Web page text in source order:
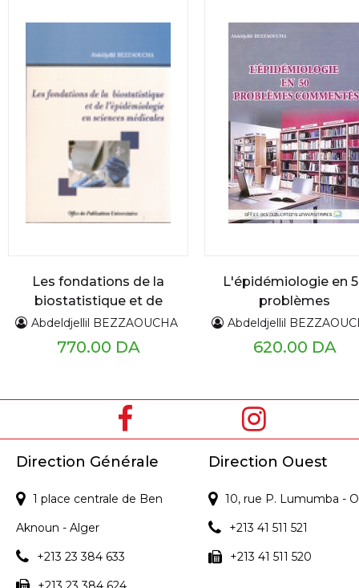
Les fondations de la
biostatistique et de
l'épidémiologie en
sciences médicales
Abdeldjellil BEZZAOUCHA
770.00 DA
L'épidémiologie en
problèmes
commentés
Abdeldjellil
620.00 DA
Direction Générale
1 place centrale de Ben
Aknoun - Alger
+213 23 384 633
Direction Ouest
10, rue P. Lumumba -
+213 41 511 521
+213 41 511 520